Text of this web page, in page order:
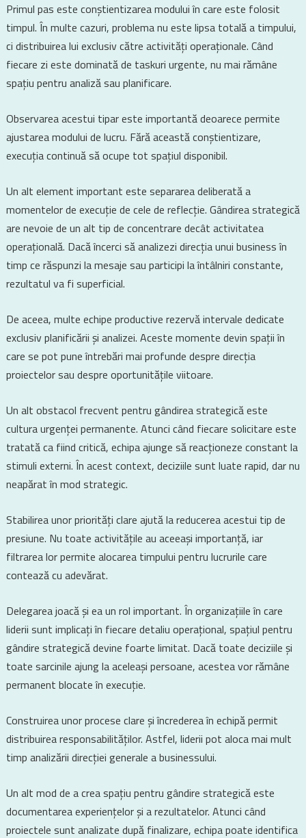
Primul pas este conștientizarea modului în care este folosit
timpul. În multe cazuri, problema nu este lipsa totală a timpului,
ci distribuirea lui exclusiv către activități operaționale. Când
fiecare zi este dominată de taskuri urgente, nu mai rămâne
spațiu pentru analiză sau planificare.
Observarea acestui tipar este importantă deoarece permite
ajustarea modului de lucru. Fără această conștientizare,
execuția continuă să ocupe tot spațiul disponibil.
Un alt element important este separarea deliberată a
momentelor de execuție de cele de reflecție. Gândirea strategică
are nevoie de un alt tip de concentrare decât activitatea
operațională. Dacă încerci să analizezi direcția unui business în
timp ce răspunzi la mesaje sau participi la întâlniri constante,
rezultatul va fi superficial.
De aceea, multe echipe productive rezervă intervale dedicate
exclusiv planificării și analizei. Aceste momente devin spații în
care se pot pune întrebări mai profunde despre direcția
proiectelor sau despre oportunitățile viitoare.
Un alt obstacol frecvent pentru gândirea strategică este
cultura urgenței permanente. Atunci când fiecare solicitare este
tratată ca fiind critică, echipa ajunge să reacționeze constant la
stimuli externi. În acest context, deciziile sunt luate rapid, dar nu
neapărat în mod strategic.
Stabilirea unor priorități clare ajută la reducerea acestui tip de
presiune. Nu toate activitățile au aceeași importanță, iar
filtrarea lor permite alocarea timpului pentru lucrurile care
contează cu adevărat.
Delegarea joacă și ea un rol important. În organizațiile în care
liderii sunt implicați în fiecare detaliu operațional, spațiul pentru
gândire strategică devine foarte limitat. Dacă toate deciziile și
toate sarcinile ajung la aceleași persoane, acestea vor rămâne
permanent blocate în execuție.
Construirea unor procese clare și încrederea în echipă permit
distribuirea responsabilităților. Astfel, liderii pot aloca mai mult
timp analizării direcției generale a businessului.
Un alt mod de a crea spațiu pentru gândire strategică este
documentarea experiențelor și a rezultatelor. Atunci când
proiectele sunt analizate după finalizare, echipa poate identifica